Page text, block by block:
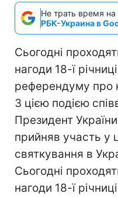
Не трать время
РБК-Украина в
Сьогодні
нагоди 18-ї
референдуму про
З цією подією
Президент
прийняв участь у
святкування в
Сьогодні
нагоди 18-ї